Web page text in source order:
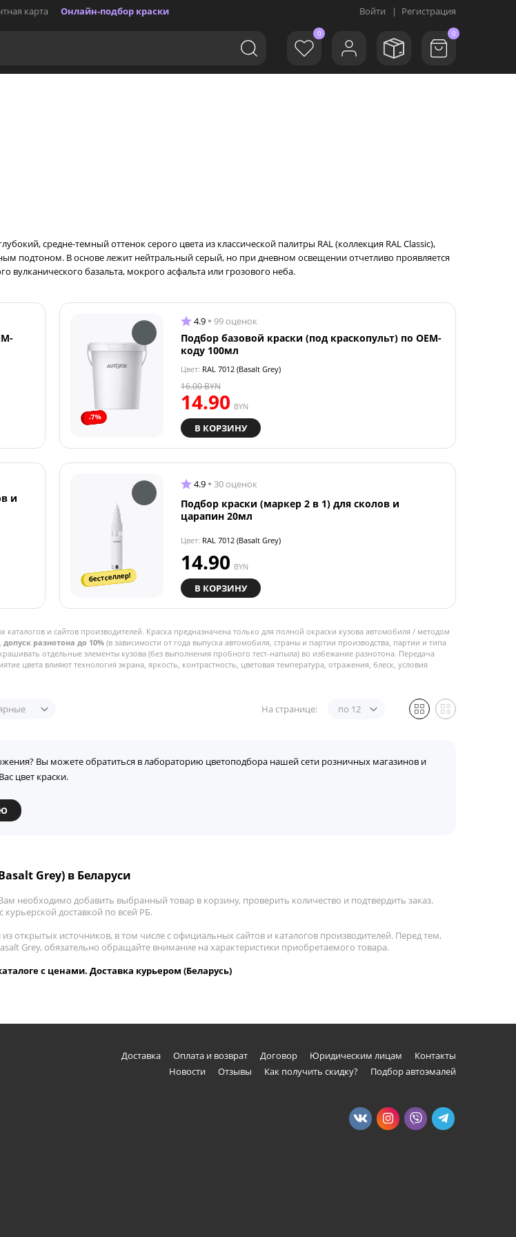
карта Онлайн-подбор краски Войти | Регистрация
0 0
средне-темный оттенок серого цвета из классической палитры RAL (коллекция RAL Classic),
В основе лежит нейтральный серый, но при дневном освещении отчетливо проявляется
вулканического базальта, мокрого асфальта или грозового неба.
-7%
4.9 99 оценок
Подбор базовой краски (под краскопульт) по OEM-
коду 100мл
Цвет: RAL 7012 (Basalt Grey)
14.90 BYN
16.00BYN
В КОРЗИНУ
и
бестселлер!
4.9 30 оценок
Подбор краски (маркер 2 в 1) для сколов и
царапин 20мл
Цвет: RAL 7012 (Basalt Grey)
14.90 BYN
В КОРЗИНУ
и сайтов производителей. Краска предназначена только для полной окраски кузова автомобиля / методом
допуск разнотона до 10% (в зависимости от года выпуска автомобиля, страны и партии производства, партии и типа
отдельные элементы кузова (без выполнения пробного тест-напыла) во избежание разнотона. Передача
цвета влияют технология экрана, яркость, контрастность, цветовая температура, отражения, блеск, условия
На странице: по 12
Вы можете обратиться в лабораторию цветоподбора нашей сети розничных магазинов и
цвет краски.
Grey) в Беларуси
необходимо добавить выбранный товар в корзину, проверить количество и подтвердить заказ.
курьерской доставкой по всей РБ.
открытых источников, в том числе с официальных сайтов и каталогов производителей. Перед тем,
Grey, обязательно обращайте внимание на характеристики приобретаемого товара.
с ценами. Доставка курьером (Беларусь)
Доставка Оплата и возврат Договор Юридическим лицам
Контакты
Новости
Отзывы Как получить скидку? Подбор автоэмалей